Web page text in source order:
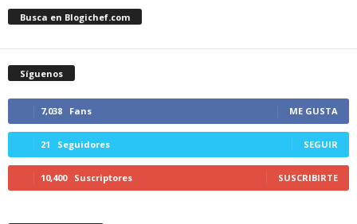
Busca en Blogichef.com
Síguenos
7,038 Fans ME GUSTA
21 Seguidores SEGUIR
10,400 Suscriptores SUSCRIBIRTE